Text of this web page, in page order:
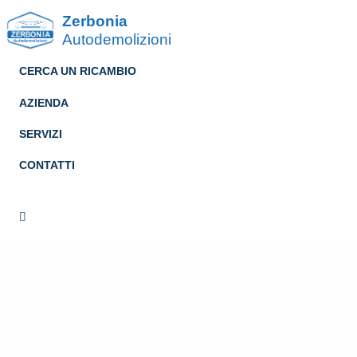
Zerbonia
Autodemolizioni
CERCA UN RICAMBIO
AZIENDA
SERVIZI
CONTATTI